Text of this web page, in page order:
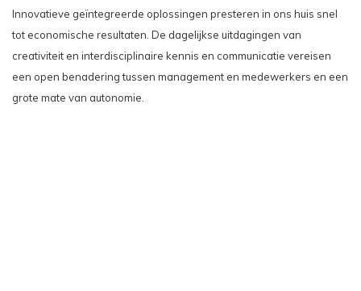
Innovatieve geïntegreerde oplossingen presteren in ons huis snel
tot economische resultaten. De dagelijkse uitdagingen van
creativiteit en interdisciplinaire kennis en communicatie vereisen
een open benadering tussen management en medewerkers en een
grote mate van autonomie.